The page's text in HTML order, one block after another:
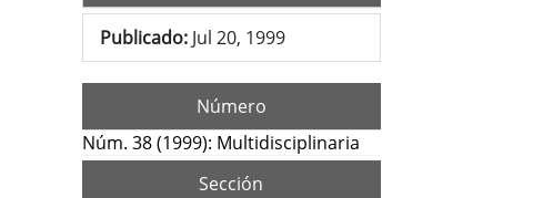
Publicado: Jul 20, 1999
Número
Núm. 38 (1999): Multidisciplinaria
Sección